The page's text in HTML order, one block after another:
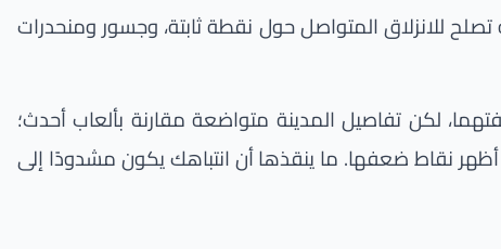
تصلح للانزلاق المتواصل حول نقطة ثابتة، وجسور ومنحدرات
لكن تفاصيل المدينة متواضعة مقارنة بألعاب أحدث؛
نقاط ضعفها. ما ينقذها أن انتباهك يكون مشدودًا إلى